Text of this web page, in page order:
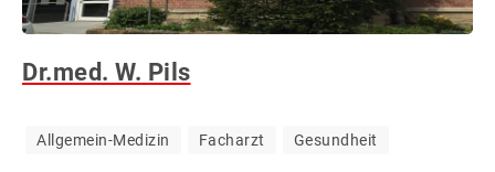
Dr.med. W. Pils
Allgemein-Medizin Facharzt Gesundheit